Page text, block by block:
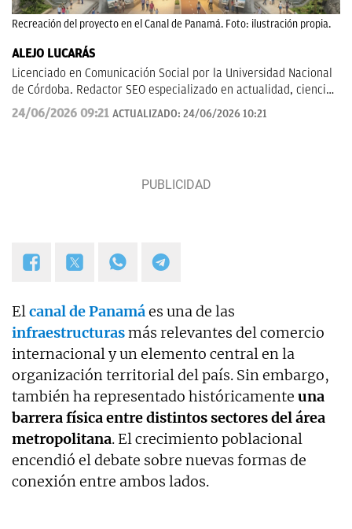
Recreación del proyecto en el Canal de Panamá. Foto: ilustración propia.
ALEJO LUCARÁS
Licenciado en Comunicación Social por la Universidad Nacional
de Córdoba. Redactor SEO especializado en actualidad, ciencia
aplicada, tecnología y fenómenos sociales, con un enfoque
divulgativo y orientado a explicar al lector cómo los grandes
24/06/2026 09:21 ACTUALIZADO: 24/06/2026 10:21
Elcanal de Panamáes una de las
infraestructurasmás relevantes del comercio
internacional y un elemento central en la
organización territorial del país. Sin embargo,
también ha representado históricamente una
barrera física entre distintos sectores del área
metropolitana. El crecimiento poblacional
encendió el debate sobre nuevas formas de
conexión entre ambos lados.